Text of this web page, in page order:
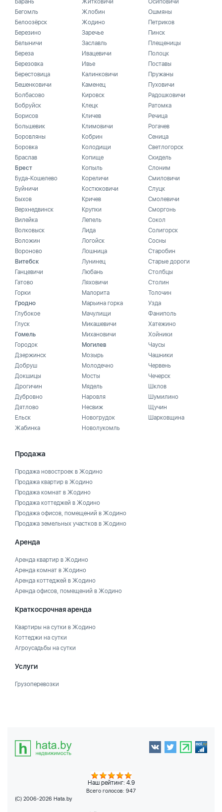
Барань
Бегомль
Белоозёрск
Березино
Белыничи
Береза
Березовка
Берестовица
Бешенковичи
Болбасово
Бобруйск
Борисов
Большевик
Боровляны
Боровка
Браслав
Брест
Буда-Кошелево
Буйничи
Быхов
Верхнедвинск
Вилейка
Волковыск
Воложин
Вороново
Витебск
Ганцевичи
Гатово
Горки
Гродно
Глубокое
Глуск
Гомель
Городок
Дзержинск
Добруш
Докшицы
Дрогичин
Дубровно
Дятлово
Ельск
Жабинка
Житковичи
Жлобин
Жодино
Заречье
Заславль
Ивацевичи
Ивье
Калинковичи
Каменец
Кировск
Клецк
Кличев
Климовичи
Кобрин
Колодищи
Копище
Копыль
Кореличи
Костюковичи
Кричев
Крупки
Лепель
Лида
Логойск
Лошница
Лунинец
Любань
Ляховичи
Малорита
Марьина горка
Мачулищи
Микашевичи
Михановичи
Могилев
Мозырь
Молодечно
Мосты
Мядель
Наровля
Несвиж
Новогрудок
Новолукомль
Осиповичи
Ошмяны
Петриков
Пинск
Плещеницы
Полоцк
Поставы
Пружаны
Пуховичи
Радошковичи
Ратомка
Речица
Рогачев
Сеница
Светлогорск
Скидель
Слоним
Смиловичи
Слуцк
Смолевичи
Сморгонь
Сокол
Солигорск
Сосны
Старобин
Старые дороги
Столбцы
Столин
Толочин
Узда
Фаниполь
Хатежино
Хойники
Чаусы
Чашники
Червень
Чечерск
Шклов
Шумилино
Щучин
Шарковщина
Продажа
Продажа новостроек в Жодино
Продажа квартир в Жодино
Продажа комнат в Жодино
Продажа коттеджей в Жодино
Продажа офисов, помещений в Жодино
Продажа земельных участков в Жодино
Аренда
Аренда квартир в Жодино
Аренда комнат в Жодино
Аренда коттеджей в Жодино
Аренда офисов, помещений в Жодино
Краткосрочная аренда
Квартиры на сутки в Жодино
Коттеджи на сутки
Агроусадьбы на сутки
Услуги
Грузоперевозки
Наш рейтинг: 4.9
Всего голосов: 947
(C) 2006-2026 Hata.by